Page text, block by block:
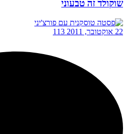
שוקולד זה טבעוני
22 אוקטובר, 2011 113